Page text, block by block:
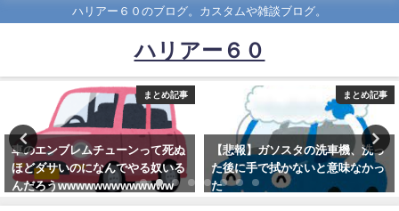
ハリアー６０のブログ。カスタムや雑談ブログ。
ハリアー６０
まとめ記事
【悲報】ガソスタの洗車機、洗っ
た後に手で拭かないと意味なかっ
た
まとめ記事
トヨタディーラーの営業さん、ワ
イが無職とも知らずハリアーのカ
タログを送ってくるｗｗｗｗｗ